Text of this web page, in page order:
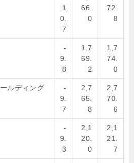
1
0.
7
66.
0
72.
8
-
9.
8
1,7
69.
2
1,7
74.
0
ルディング
-
9.
7
2,7
65.
8
2,7
70.
6
-
9.
3
2,1
20.
0
2,1
21.
7